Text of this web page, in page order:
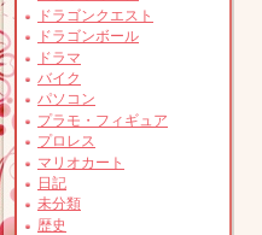
ドラゴンクエスト
ドラゴンボール
ドラマ
バイク
パソコン
プラモ・フィギュア
プロレス
マリオカート
日記
未分類
歴史